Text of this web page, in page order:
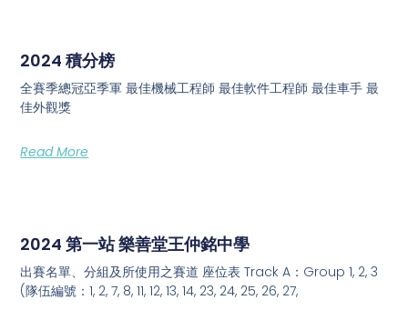
2024 積分榜
全賽季總冠亞季軍 最佳機械工程師 最佳軟件工程師 最佳車手 最
佳外觀獎
Read More
2024 第一站 樂善堂王仲銘中學
出賽名單、分組及所使用之賽道 座位表 Track A：Group 1, 2, 3
(隊伍編號：1, 2, 7, 8, 11, 12, 13, 14, 23, 24, 25, 26, 27,